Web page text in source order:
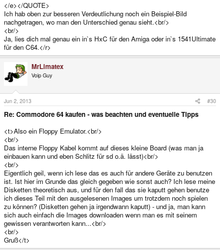
</e></QUOTE>
Ich hab oben zur besseren Verdeutlichung noch ein Beispiel-Bild
nachgetragen, wo man den Unterschied genau sieht.<br/>
<br/>
Ja, lies dich mal genau ein in`s HxC für den Amiga oder in`s 1541Ultimate
für den C64.</r>
MrLimatex
Voip Guy
Jun 2, 2013 #30
Re: Commodore 64 kaufen - was beachten und eventuelle Tipps
<t>Also ein Floppy Emulator.<br/>
<br/>
Das interne Floppy Kabel kommt auf dieses kleine Board (was man ja
einbauen kann und eben Schlitz für sd o.ä. lässt)<br/>
<br/>
Eigentlich geil, wenn ich lese das es auch für andere Geräte zu benutzen
ist. Ist hier im Grunde das gleich gegeben wie sonst auch? Ich lese meine
Disketten theoretisch aus, und für den fall das sie kaputt gehen benutze
ich dieses Teil mit den ausgelesenen Images um trotzdem noch spielen
zu können? (Disketten gehen ja irgendwann kaputt) - und ja, man kann
sich auch einfach die Images downloaden wenn man es mit seinem
gewissen verantworten kann...<br/>
<br/>
Gruß</t>